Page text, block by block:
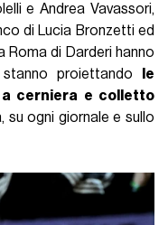
e Andrea Vavassori,
di Lucia Bronzetti ed
di Darderi hanno
proiettando
le
cerniera e colletto
su ogni giornale e sullo